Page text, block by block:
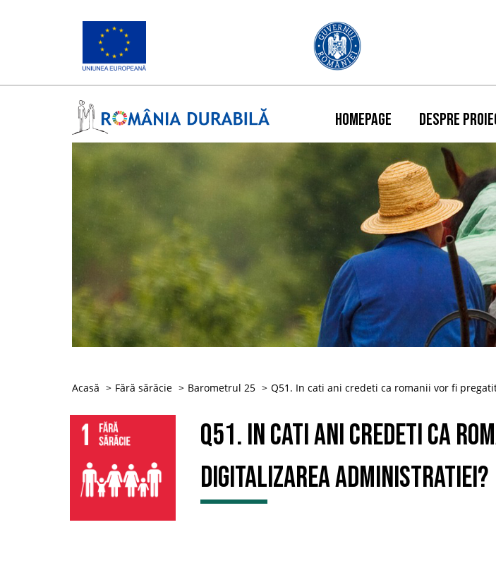
HOMEPAGE DESPRE
Acasă Fără sărăcie Barometrul 25 Q51. In cati ani credeti ca romanii vor fi
Q51. In cati ani credeti ca
digitalizarea administratiei?